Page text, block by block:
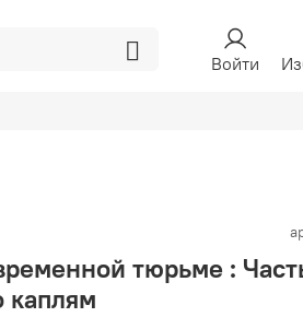
Войти
тюрьме :
каплям